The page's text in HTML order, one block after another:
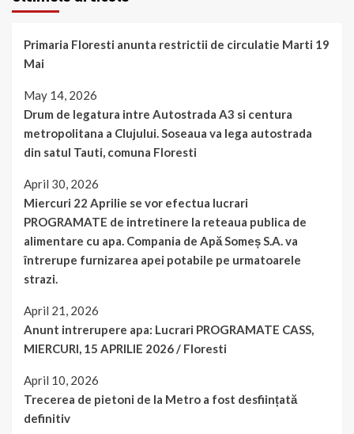
Primaria Floresti anunta restrictii de circulatie Marti 19
Mai
May 14, 2026
Drum de legatura intre Autostrada A3 si centura
metropolitana a Clujului. Soseaua va lega autostrada
din satul Tauti, comuna Floresti
April 30, 2026
Miercuri 22 Aprilie se vor efectua lucrari
PROGRAMATE de intretinere la reteaua publica de
alimentare cu apa. Compania de Apă Someș S.A. va
întrerupe furnizarea apei potabile pe urmatoarele
strazi.
April 21, 2026
Anunt intrerupere apa: Lucrari PROGRAMATE CASS,
MIERCURI, 15 APRILIE 2026 / Floresti
April 10, 2026
Trecerea de pietoni de la Metro a fost desființată
definitiv